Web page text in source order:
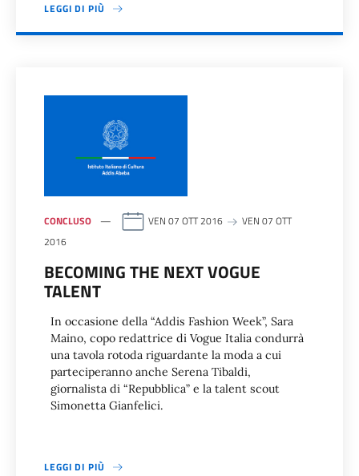
LEGGI DI PIÙ
CONCLUSO VEN 07 OTT 2016
VEN 07 OTT
2016
BECOMING THE NEXT VOGUE
TALENT
In occasione della “Addis Fashion Week”, Sara
Maino, copo redattrice di Vogue Italia condurrà
una tavola rotoda riguardante la moda a cui
parteciperanno anche Serena Tibaldi,
giornalista di “Repubblica” e la talent scout
Simonetta Gianfelici.
LEGGI DI PIÙ